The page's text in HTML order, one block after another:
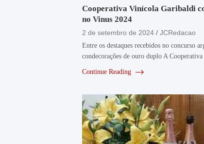
Cooperativa Vinícola Garibaldi
no Vinus 2024
2 de setembro de 2024 JCRedacao
Entre os destaques recebidos no concurso
condecorações de ouro duplo A
Continue Reading